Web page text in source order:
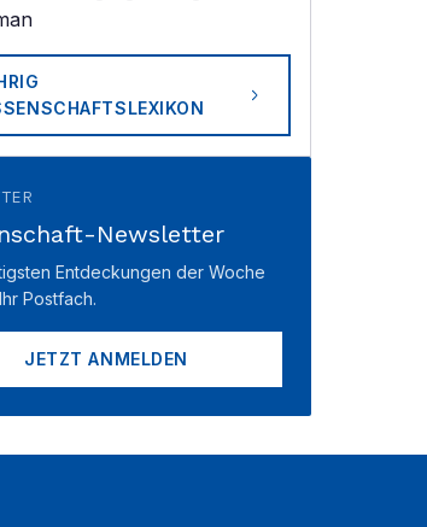
Newsletter
Entdeckungen der Woche
Postfach.
JETZT ANMELDEN